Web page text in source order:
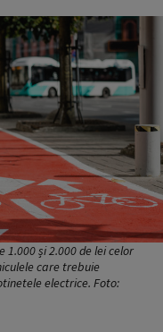
și 2.000 de lei celor
care trebuie
electrice. Foto: